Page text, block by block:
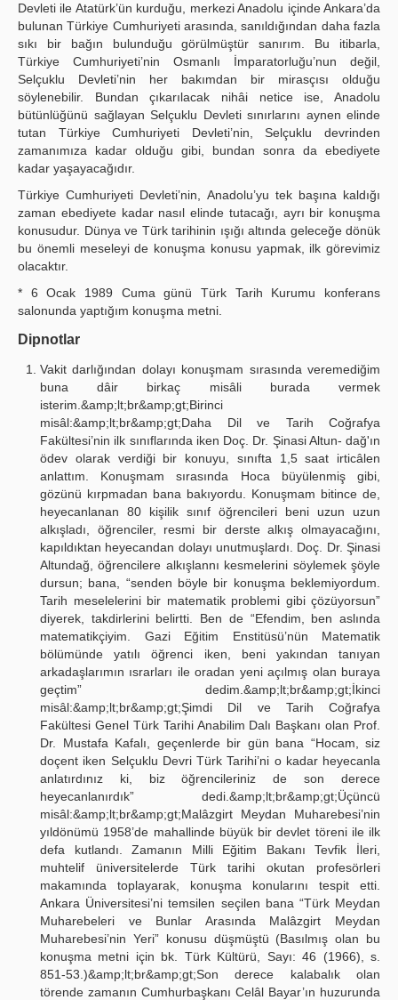
Devleti ile Atatürk’ün kurduğu, merkezi Anadolu içinde Ankara’da
bulunan Türkiye Cumhuriyeti arasında, sanıldığından daha fazla
sıkı bir bağın bulunduğu görülmüştür sanırım. Bu itibarla,
Türkiye Cumhuriyeti’nin Osmanlı İmparatorluğu’nun değil,
Selçuklu Devleti’nin her bakımdan bir mirasçısı olduğu
söylenebilir. Bundan çıkarılacak nihâi netice ise, Anadolu
bütünlüğünü sağlayan Selçuklu Devleti sınırlarını aynen elinde
tutan Türkiye Cumhuriyeti Devleti’nin, Selçuklu devrinden
zamanımıza kadar olduğu gibi, bundan sonra da ebediyete
kadar yaşayacağıdır.
Türkiye Cumhuriyeti Devleti’nin, Anadolu’yu tek başına kaldığı
zaman ebediyete kadar nasıl elinde tutacağı, ayrı bir konuşma
konusudur. Dünya ve Türk tarihinin ışığı altında geleceğe dönük
bu önemli meseleyi de konuşma konusu yapmak, ilk görevimiz
olacaktır.
* 6 Ocak 1989 Cuma günü Türk Tarih Kurumu konferans
salonunda yaptığım konuşma metni.
Dipnotlar
Vakit darlığından dolayı konuşmam sırasında veremediğim
buna dâir birkaç misâli burada vermek
isterim.&amp;lt;br&amp;gt;Birinci
misâl:&amp;lt;br&amp;gt;Daha Dil ve Tarih Coğrafya
Fakültesi’nin ilk sınıflarında iken Doç. Dr. Şinasi Altun- dağ'ın
ödev olarak verdiği bir konuyu, sınıfta 1,5 saat irticâlen
anlattım. Konuşmam sırasında Hoca büyülenmiş gibi,
gözünü kırpmadan bana bakıyordu. Konuşmam bitince de,
heyecanlanan 80 kişilik sınıf öğrencileri beni uzun uzun
alkışladı, öğrenciler, resmi bir derste alkış olmayacağını,
kapıldıktan heyecandan dolayı unutmuşlardı. Doç. Dr. Şinasi
Altundağ, öğrencilere alkışlannı kesmelerini söylemek şöyle
dursun; bana, “senden böyle bir konuşma beklemiyordum.
Tarih meselelerini bir matematik problemi gibi çözüyorsun”
diyerek, takdirlerini belirtti. Ben de “Efendim, ben aslında
matematikçiyim. Gazi Eğitim Enstitüsü’nün Matematik
bölümünde yatılı öğrenci iken, beni yakından tanıyan
arkadaşlarımın ısrarları ile oradan yeni açılmış olan buraya
geçtim” dedim.&amp;lt;br&amp;gt;İkinci
misâl:&amp;lt;br&amp;gt;Şimdi Dil ve Tarih Coğrafya
Fakültesi Genel Türk Tarihi Anabilim Dalı Başkanı olan Prof.
Dr. Mustafa Kafalı, geçenlerde bir gün bana “Hocam, siz
doçent iken Selçuklu Devri Türk Tarihi’ni o kadar heyecanla
anlatırdınız ki, biz öğrencileriniz de son derece
heyecanlanırdık” dedi.&amp;lt;br&amp;gt;Üçüncü
misâl:&amp;lt;br&amp;gt;Malâzgirt Meydan Muharebesi’nin
yıldönümü 1958’de mahallinde büyük bir devlet töreni ile ilk
defa kutlandı. Zamanın Milli Eğitim Bakanı Tevfik İleri,
muhtelif üniversitelerde Türk tarihi okutan profesörleri
makamında toplayarak, konuşma konularını tespit etti.
Ankara Üniversitesi’ni temsilen seçilen bana “Türk Meydan
Muharebeleri ve Bunlar Arasında Malâzgirt Meydan
Muharebesi’nin Yeri” konusu düşmüştü (Basılmış olan bu
konuşma metni için bk. Türk Kültürü, Sayı: 46 (1966), s.
851-53.)&amp;lt;br&amp;gt;Son derece kalabalık olan
törende zamanın Cumhurbaşkanı Celâl Bayar’ın huzurunda